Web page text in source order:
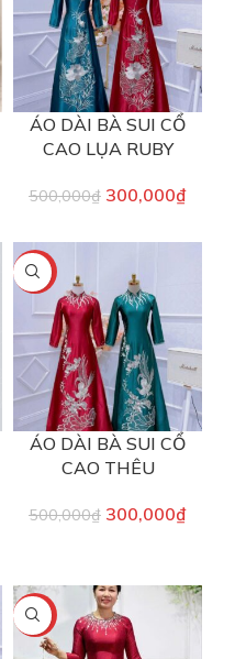
ÁO DÀI BÀ SUI CỔ
CAO LỤA RUBY
500,000₫ 300,000₫
-40%
ÁO DÀI BÀ SUI CỔ
CAO THÊU
500,000₫ 300,000₫
-40%